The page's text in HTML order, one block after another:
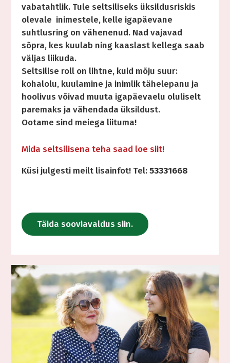
vabatahtlik. Tule seltsiliseks üksildusriskis
olevale inimestele, kelle igapäevane
suhtlusring on vähenenud. Nad vajavad
sõpra, kes kuulab ning kaaslast kellega saab
väljas liikuda.
Seltsilise roll on lihtne, kuid mõju suur:
kohalolu, kuulamine ja inimlik tähelepanu ja
hoolivus võivad muuta igapäevaelu oluliselt
paremaks ja vähendada üksildust.
Ootame sind meiega liituma!
Mida seltsilisena teha saad loe siit!
Küsi julgesti meilt lisainfot! Tel:53331668
Täida sooviavaldus siin.